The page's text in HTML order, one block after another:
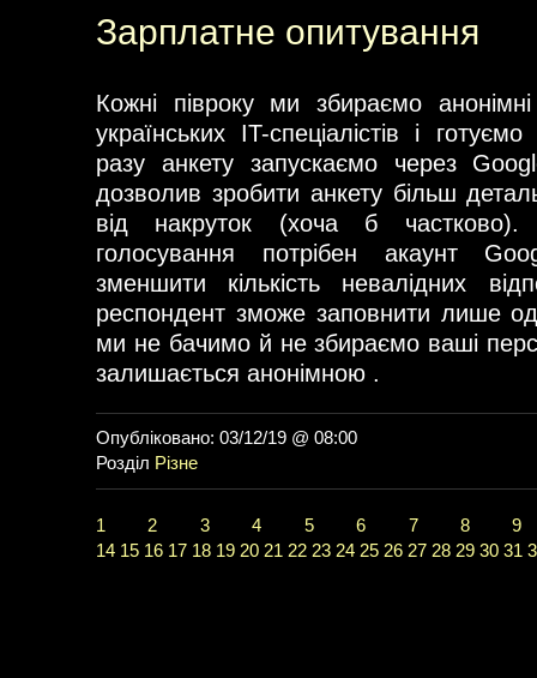
Зарплатне опитування
Кожні півроку ми збираємо
українських IT-спеціалістів і
разу анкету запускаємо через
дозволив зробити анкету більш
від накруток (хоча б
голосування потрібен акаунт
зменшити кількість невалідних
респондент зможе заповнити лише
ми не бачимо й не збираємо ваші
залишається анонімною .
Опубліковано: 03/12/19 @ 08:00
Розділ Різне
1 2 3 4 5 6 7 8
9
14 15 16 17 18 19 20 21 22 23 24 25 26 27 28 29 30 31